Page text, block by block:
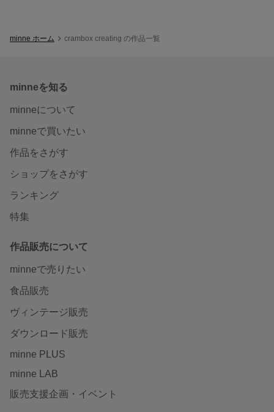
minne ホーム crambox creating の作品一覧
minneを知る
minneについて
minneで買いたい
作品をさがす
ショップをさがす
ランキング
特集
作品販売について
minneで売りたい
食品販売
ヴィンテージ販売
ダウンロード販売
minne PLUS
minne LAB
販売支援企画・イベント